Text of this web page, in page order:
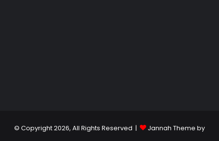
© Copyright 2026, All Rights Reserved |
Jannah Theme by